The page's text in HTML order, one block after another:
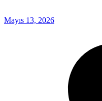
Mayıs 13, 2026